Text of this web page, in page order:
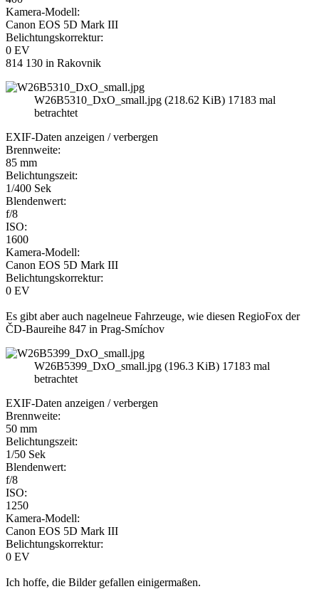
Kamera-Modell:
Canon EOS 5D Mark III
Belichtungskorrektur:
0 EV
814 130 in Rakovnik
W26B5310_DxO_small.jpg (218.62 KiB) 17183 mal
betrachtet
EXIF-Daten anzeigen / verbergen
Brennweite:
85 mm
Belichtungszeit:
1/400 Sek
Blendenwert:
f/8
ISO:
1600
Kamera-Modell:
Canon EOS 5D Mark III
Belichtungskorrektur:
0 EV
Es gibt aber auch nagelneue Fahrzeuge, wie diesen RegioFox der
ČD-Baureihe 847 in Prag-Smíchov
W26B5399_DxO_small.jpg (196.3 KiB) 17183 mal
betrachtet
EXIF-Daten anzeigen / verbergen
Brennweite:
50 mm
Belichtungszeit:
1/50 Sek
Blendenwert:
f/8
ISO:
1250
Kamera-Modell:
Canon EOS 5D Mark III
Belichtungskorrektur:
0 EV
Ich hoffe, die Bilder gefallen einigermaßen.